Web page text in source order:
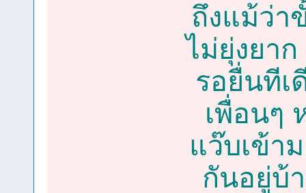
ถึงแม้ว่า
ไม่ยุ่งยา
รอยื่นที
เพื่อนๆ
แว๊บเข้า
กันอยู่บ้